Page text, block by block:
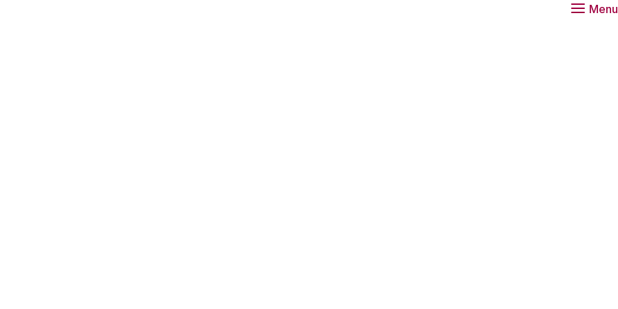
Menu
- Wetenschap, politiek
tijden van druk op de